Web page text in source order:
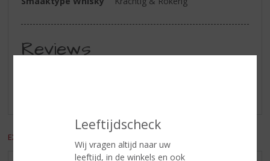
Leeftijdscheck
Wij vragen altijd naar uw
leeftijd, in de winkels en ook
Reviews
EXCL. BTW